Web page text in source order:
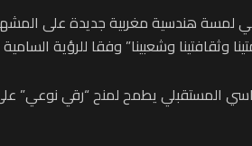
لمسة هندسية مغربية جديدة على
وثقافتينا وشعبينا” وفقا للرؤية
المستقبلي يطمح لمنح “رقي نوعي”